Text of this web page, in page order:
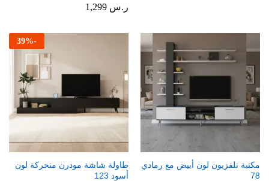
تم التقييم
ر.س
مكتبة تلفزيون لون أبيض مع رمادي
78
-
39%
طاولة شاشة مودرن متحركة لون
أسود 123